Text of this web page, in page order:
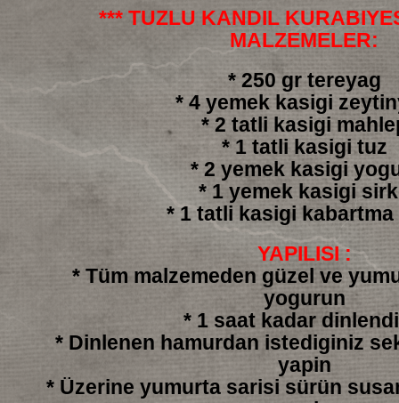
*** TUZLU KANDIL
MALZEMELER:
* 250 gr tereyag
* 4 yemek kasigi
* 2 tatli kasigi
* 1 tatli kasigi tuz
* 2 yemek kasigi
* 1 yemek kasigi
* 1 tatli kasigi kabartma
YAPILISI :
* Tüm malzemeden güzel ve
yogurun
* 1 saat kadar
* Dinlenen hamurdan istediginiz
yapin
* Üzerine yumurta sarisi sürün